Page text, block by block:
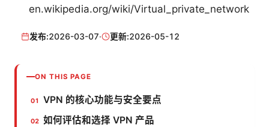
en.wikipedia.org/wiki/Virtual_private_network
发布:2026-03-07· 更新:2026-05-12
ON THIS PAGE
VPN 的核心功能与安全要点
如何评估和选择 VPN 产品